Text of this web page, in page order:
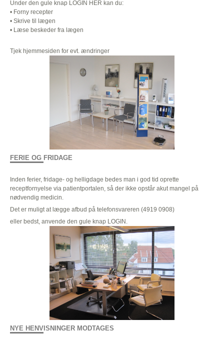
Under den gule knap LOGIN HER kan du:
• Forny recepter
• Skrive til lægen
• Læse beskeder fra lægen
Tjek hjemmesiden for evt. ændringer
FERIE OG FRIDAGE
Inden ferier, fridage- og helligdage bedes man i god tid oprette
receptfornyelse via patientportalen, så der ikke opstår akut mangel på
nødvendig medicin.
Det er muligt at lægge afbud på telefonsvareren (4919 0908)
eller bedst, anvende den gule knap LOGIN.
NYE HENVISNINGER MODTAGES